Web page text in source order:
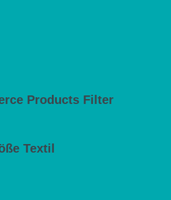
Products Filter
Textil